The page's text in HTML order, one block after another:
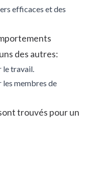
efficaces et des
des autres:
le travail.
les membres de
trouvés pour un